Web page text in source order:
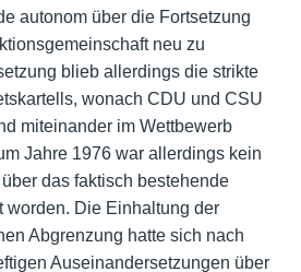
autonom über die Fortsetzung
neu zu
blieb allerdings die strikte
wonach CDU und CSU
miteinander im Wettbewerb
Jahre 1976 war allerdings kein
das faktisch bestehende
worden. Die Einhaltung der
Abgrenzung hatte sich nach
Auseinandersetzungen über